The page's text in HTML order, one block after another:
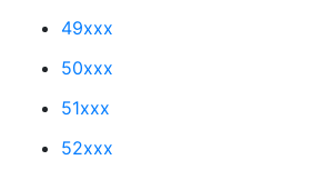
49xxx
50xxx
51xxx
52xxx